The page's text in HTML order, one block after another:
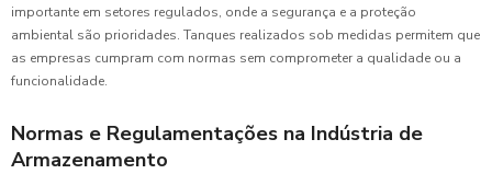
importante em setores regulados, onde a segurança e a proteção
ambiental são prioridades. Tanques realizados sob medidas permitem que
as empresas cumpram com normas sem comprometer a qualidade ou a
funcionalidade.
Normas e Regulamentações na Indústria de
Armazenamento